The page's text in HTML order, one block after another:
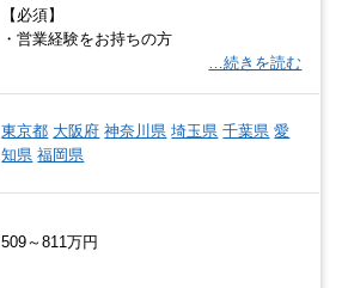
【必須】
・営業経験をお持ちの方
…続きを読む
東京都 大阪府 神奈川県 埼玉県 千葉県 愛
知県 福岡県
509～811万円